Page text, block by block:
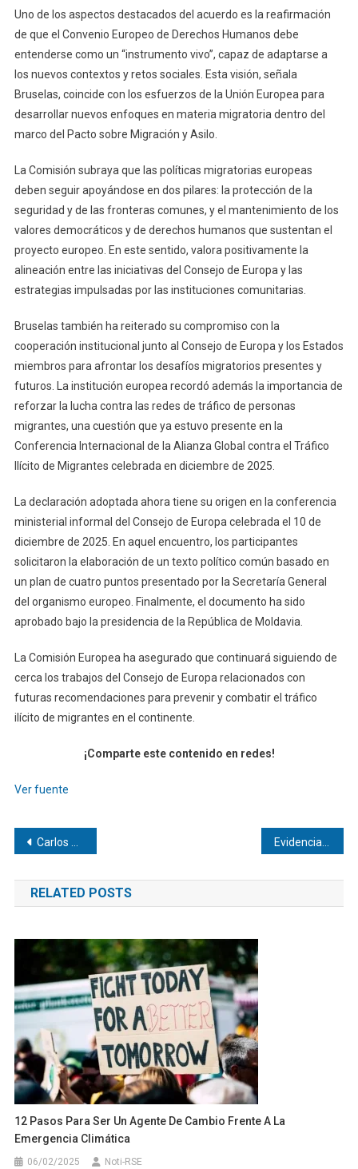
Uno de los aspectos destacados del acuerdo es la reafirmación
de que el Convenio Europeo de Derechos Humanos debe
entenderse como un “instrumento vivo”, capaz de adaptarse a
los nuevos contextos y retos sociales. Esta visión, señala
Bruselas, coincide con los esfuerzos de la Unión Europea para
desarrollar nuevos enfoques en materia migratoria dentro del
marco del Pacto sobre Migración y Asilo.
La Comisión subraya que las políticas migratorias europeas
deben seguir apoyándose en dos pilares: la protección de la
seguridad y de las fronteras comunes, y el mantenimiento de los
valores democráticos y de derechos humanos que sustentan el
proyecto europeo. En este sentido, valora positivamente la
alineación entre las iniciativas del Consejo de Europa y las
estrategias impulsadas por las instituciones comunitarias.
Bruselas también ha reiterado su compromiso con la
cooperación institucional junto al Consejo de Europa y los Estados
miembros para afrontar los desafíos migratorios presentes y
futuros. La institución europea recordó además la importancia de
reforzar la lucha contra las redes de tráfico de personas
migrantes, una cuestión que ya estuvo presente en la
Conferencia Internacional de la Alianza Global contra el Tráfico
Ilícito de Migrantes celebrada en diciembre de 2025.
La declaración adoptada ahora tiene su origen en la conferencia
ministerial informal del Consejo de Europa celebrada el 10 de
diciembre de 2025. En aquel encuentro, los participantes
solicitaron la elaboración de un texto político común basado en
un plan de cuatro puntos presentado por la Secretaría General
del organismo europeo. Finalmente, el documento ha sido
aprobado bajo la presidencia de la República de Moldavia.
La Comisión Europea ha asegurado que continuará siguiendo de
cerca los trabajos del Consejo de Europa relacionados con
futuras recomendaciones para prevenir y combatir el tráfico
ilícito de migrantes en el continente.
¡Comparte este contenido en redes!
Ver fuente
Navegación
de
entradas
Carlos Julio Heydra Castillo | El auge de los sellos discográficos digitales: ¡Transformando la industria musical actual!
RELATED POSTS
12 Pasos Para Ser Un Agente De Cambio Frente A La
Emergencia Climática
06/02/2025 Noti-RSE